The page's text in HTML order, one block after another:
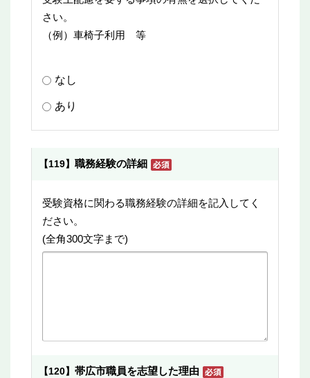
さい。
（例）車椅子利用 等
なし
あり
【119】 職務経験の詳細
受験資格に関わる職務経験の詳細を記入してく
ださい。
(全角300文字まで)
【120】 帯広市職員を志望した理由